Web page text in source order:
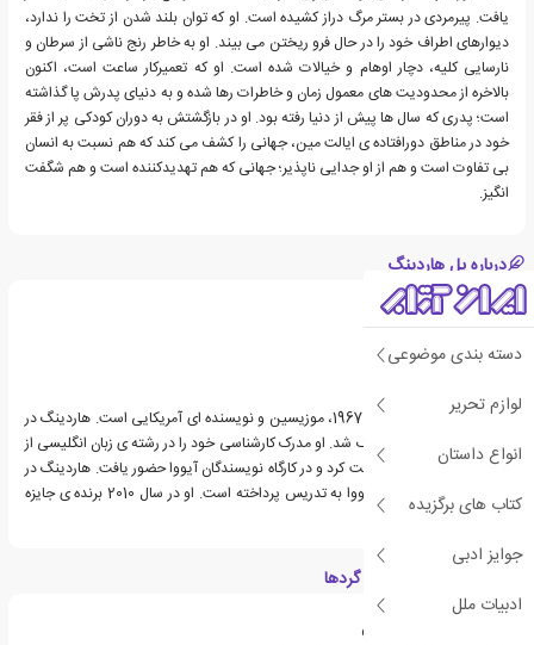
دسته بندی موضوعی
لوازم تحریر
انواع داستان
کتاب های برگزیده
جوایز ادبی
ادبیات ملل
یافت. پیرمردی در بستر مرگ دراز کشیده است. او که توان بلند شدن از تخت را ندارد،
دیوارهای اطراف خود را در حال فرو ریختن می بیند. او به خاطر رنج ناشی از سرطان و
نارسایی کلیه، دچار اوهام و خیالات شده است. او که تعمیرکار ساعت است، اکنون
بالاخره از محدودیت های معمول زمان و خاطرات رها شده و به دنیای پدرش پا گذاشته
است؛ پدری که سال ها پیش از دنیا رفته بود. او در بازگشتش به دوران کودکی پر از فقر
خود در مناطق دورافتاده ی ایالت مین، جهانی را کشف می کند که هم نسبت به انسان
بی تفاوت است و هم از او جدایی ناپذیر؛ جهانی که هم تهدیدکننده است و هم شگفت
انگیز.
درباره پل هاردینگ
پل هاردینگ، زاده ی سال 1967، موزیسین و نویسنده ای آمریکایی است. هاردینگ در
ساحل شمالی بوستون بزرگ شد. او مدرک کارشناسی خود را در رشته ی زبان انگلیسی از
دانشگاه ماساچوست دریافت کرد و در کارگاه نویسندگان آیووا حضور یافت. هاردینگ در
دانشگاه های هاروارد و آیووا به تدریس پرداخته است. او در سال 2010 برنده ی جایزه
ی پولیتزر داستان شد.
ویژگی های کتاب دوره گردها
برنده جایزه پولیتزر داستان